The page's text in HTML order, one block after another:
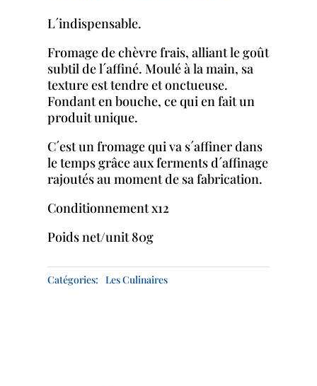
L´indispensable.
Fromage de chèvre frais, alliant le goût
subtil de l´affiné. Moulé à la main, sa
texture est tendre et onctueuse.
Fondant en bouche, ce qui en fait un
produit unique.
C´est un fromage qui va s´affiner dans
le temps grâce aux ferments d´affinage
rajoutés au moment de sa fabrication.
Conditionnement x12
Poids net/unit 80g